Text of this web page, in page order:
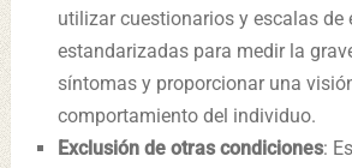
utilizar cuestionarios y escalas de
estandarizadas para medir la
síntomas y proporcionar una
comportamiento del individuo.
Exclusión de otras condiciones: